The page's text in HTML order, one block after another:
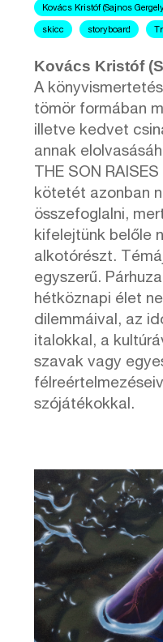
Kovács Kristóf (Sajnos
skicc storyboard
Kovács Kristóf
A
tömör formában
illetve kedvet
annak
THE SON
kötetét azonban
összefoglalni,
kifelejtünk belőle
alkotórészt.
egyszerű.
hétköznapi élet
dilemmáival, az
italokkal, a
szavak vagy
szójátékokkal.